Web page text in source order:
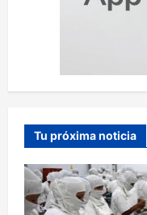
Tu próxima noticia